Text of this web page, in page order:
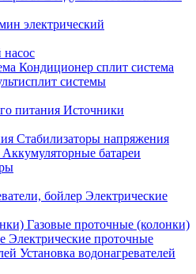
электрический
насос
Кондиционер сплит система
системы
Источники
Стабилизаторы напряжения
Аккумуляторные батареи
Электрические
Газовые проточные (колонки)
Электрические проточные
Установка водонагревателей